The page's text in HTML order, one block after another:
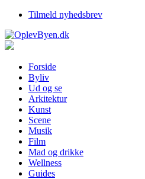
Tilmeld nyhedsbrev
Forside
Byliv
Ud og se
Arkitektur
Kunst
Scene
Musik
Film
Mad og drikke
Wellness
Guides